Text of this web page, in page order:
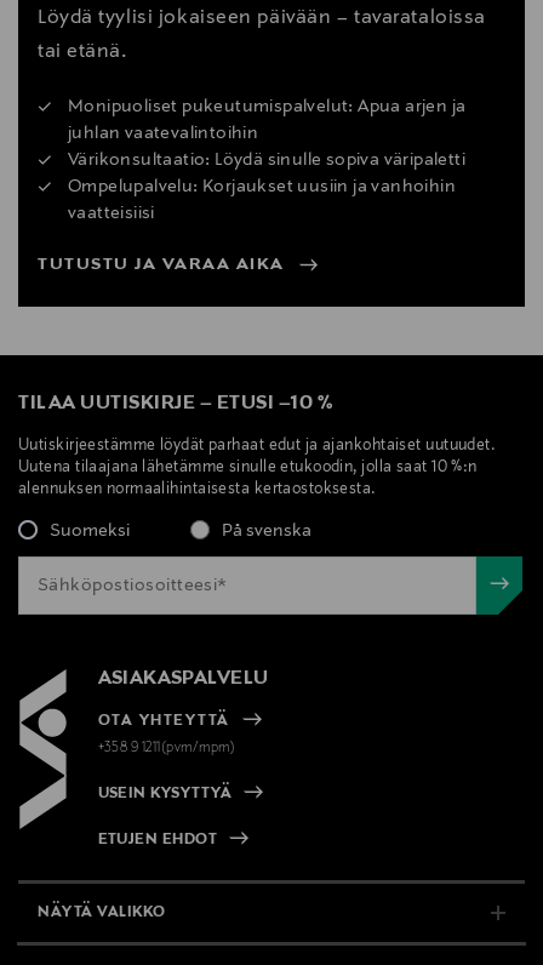
Löydä tyylisi jokaiseen päivään – tavarataloissa
tai etänä.
Monipuoliset pukeutumispalvelut: Apua arjen ja
juhlan vaatevalintoihin
Värikonsultaatio: Löydä sinulle sopiva väripaletti
Ompelupalvelu: Korjaukset uusiin ja vanhoihin
vaatteisiisi
TUTUSTU JA VARAA AIKA
TILAA UUTISKIRJE – ETUSI –10 %
Uutiskirjeestämme löydät parhaat edut ja ajankohtaiset uutuudet.
Uutena tilaajana lähetämme sinulle etukoodin, jolla saat 10 %:n
alennuksen normaalihintaisesta kertaostoksesta.
Suomeksi På svenska
ASIAKASPALVELU
OTA YHTEYTTÄ
+358 9 1211(pvm/mpm)
USEIN KYSYTTYÄ
ETUJEN EHDOT
NÄYTÄ VALIKKO